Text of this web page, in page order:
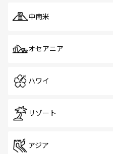
中南米
オセアニア
ハワイ
リゾート
アジア